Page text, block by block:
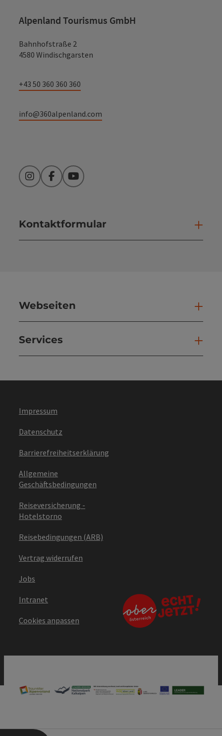
Alpenland Tourismus GmbH
Bahnhofstraße 2
4580 Windischgarsten
+43 50 360 360 360
info@360alpenland.com
InstagramFacebookYouTube
Kontaktformular
Webseiten
Services
Impressum
Datenschutz
Barrierefreiheitserklärung
Allgemeine
Geschäftsbedingungen
Reiseversicherung -
Hotelstorno
Reisebedingungen (ARB)
Vertrag widerrufen
Jobs
Intranet
Cookies anpassen